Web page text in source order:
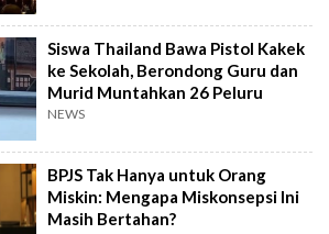
Siswa Thailand Bawa Pistol Kakek
ke Sekolah, Berondong Guru dan
Murid Muntahkan 26 Peluru
NEWS
BPJS Tak Hanya untuk Orang
Miskin: Mengapa Miskonsepsi Ini
Masih Bertahan?